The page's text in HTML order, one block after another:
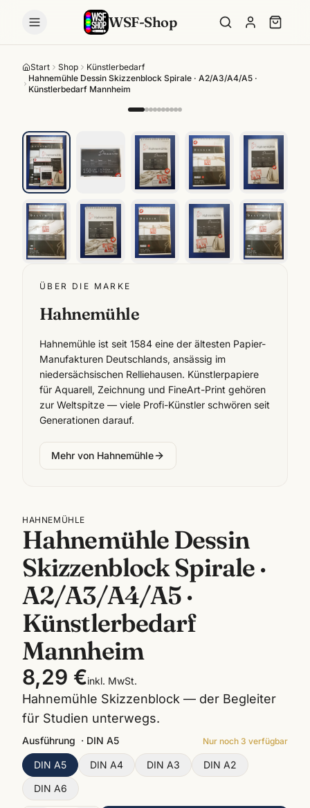
WSF-Shop
Start Shop
Künstlerbedarf
Hahnemühle Dessin Skizzenblock Spirale · A2/A3/A4/A5 ·
Künstlerbedarf Mannheim
ÜBER DIE MARKE
Hahnemühle
Hahnemühle ist seit 1584 eine der ältesten Papier-
Manufakturen Deutschlands, ansässig im
niedersächsischen Relliehausen. Künstlerpapiere
für Aquarell, Zeichnung und FineArt-Print gehören
zur Weltspitze — viele Profi-Künstler schwören seit
Generationen darauf.
Mehr von Hahnemühle
HAHNEMÜHLE
Hahnemühle Dessin
Skizzenblock Spirale ·
A2/A3/A4/A5 ·
Künstlerbedarf
Mannheim
8,29 €inkl. MwSt.
Hahnemühle Skizzenblock — der Begleiter
für Studien unterwegs.
Ausführung · DIN A5 Nur noch 3 verfügbar
DIN A5 DIN A4 DIN A3
DIN A2
DIN A6